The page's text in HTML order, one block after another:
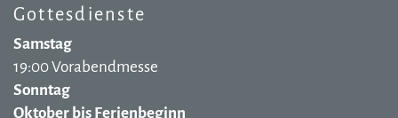
Gottesdienste
Samstag
19:00 Vorabendmesse
Sonntag
Oktober bis Ferienbeginn